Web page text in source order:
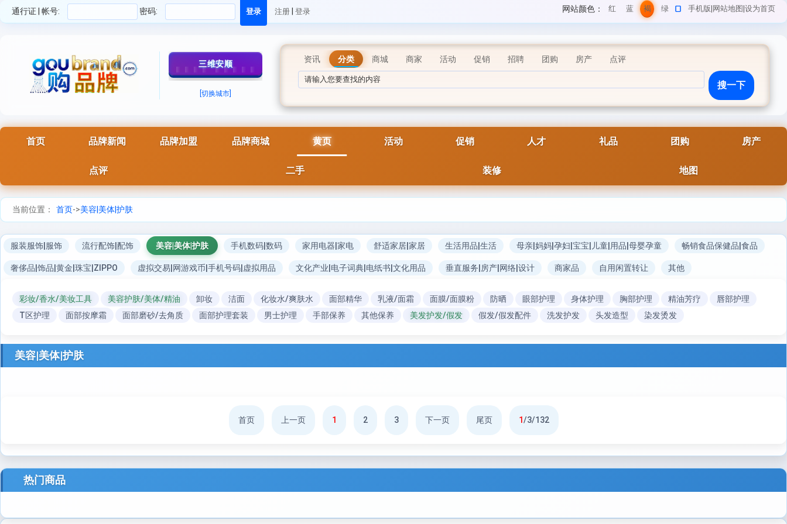
通行证 | 帐号: 密码: 注册 登录 手机版 网站地图 设为首页
红
色
蓝
色
褐
色
绿
色
网站颜色：
三维安顺
[切换城市]
资讯 分类 商城 商家 活动 促销 招聘 团购 房产 点评
首页 品牌新闻 品牌加盟 品牌商城 黄页 活动 促销 人才 礼品 团购 房产
点评 二手 装修 地图
当前位置： 首页->美容|美体|护肤
服装服饰|服饰 流行配饰|配饰 美容|美体|护肤 手机数码|数码 家用电器|家电 舒适家居|家居 生活用品|生活 母亲|妈妈|孕妇|宝宝|儿童|用品|母婴孕童 畅销食品保健品|食品
奢侈品|饰品|黄金|珠宝|ZIPPO 虚拟交易|网游戏币|手机号码|虚拟用品 文化产业|电子词典|电纸书|文化用品 垂直服务|房产|网络|设计 商家品 自用闲置转让 其他
彩妆/香水/美妆工具 美容护肤/美体/精油 卸妆 洁面 化妆水/爽肤水 面部精华 乳液/面霜 面膜/面膜粉 防晒 眼部护理 身体护理 胸部护理 精油芳疗
唇部护理
T区护理
面部按摩霜 面部磨砂/去角质 面部护理套装 男士护理 手部保养 其他保养 美发护发/假发 假发/假发配件 洗发护发 头发造型 染发烫发
美容|美体|护肤
首页 上一页 1 2 3 下一页 尾页 1/3/132
热门商品